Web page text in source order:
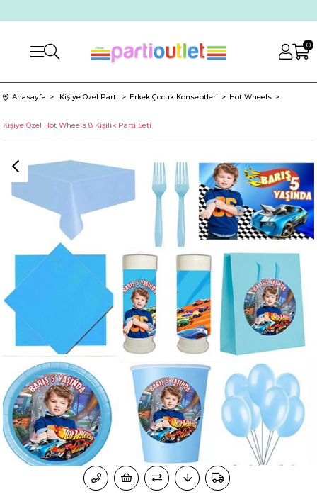
0
Anasayfa Kişiye Özel Parti Erkek Çocuk Konseptleri Hot Wheels
Kişiye Özel Hot Wheels 8 Kişilik Parti Seti